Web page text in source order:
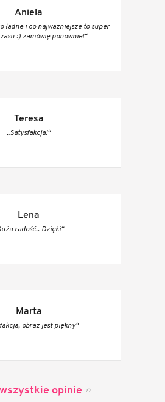
Aniela
ładne i co najważniejsze to super
:) zamówię ponownie!“
Teresa
„Satysfakcja!“
Lena
radość.. Dzięki“
Marta
obraz jest piękny“
opinie